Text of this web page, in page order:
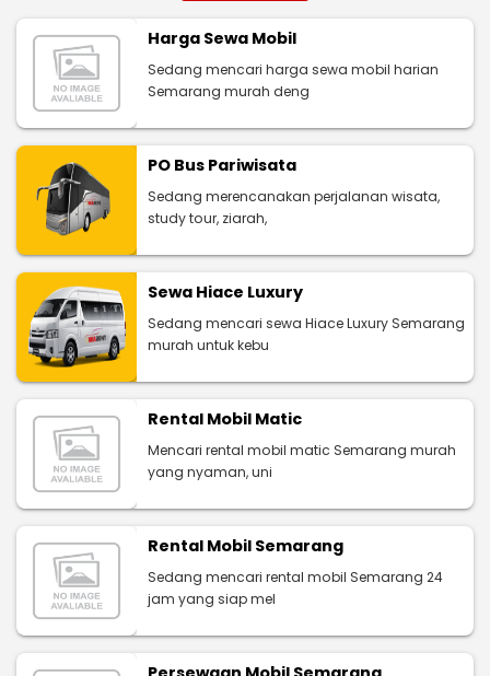
Harga Sewa Mobil
Sedang mencari harga sewa mobil harian
Semarang murah deng
PO Bus Pariwisata
Sedang merencanakan perjalanan wisata,
study tour, ziarah,
Sewa Hiace Luxury
Sedang mencari sewa Hiace Luxury Semarang
murah untuk kebu
Rental Mobil Matic
Mencari rental mobil matic Semarang murah
yang nyaman, uni
Rental Mobil Semarang
Sedang mencari rental mobil Semarang 24
jam yang siap mel